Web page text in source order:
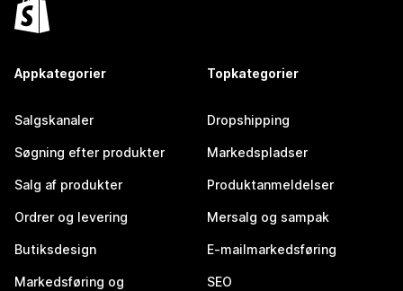
Appkategorier
Salgskanaler
Søgning efter produkter
Salg af produkter
Ordrer og levering
Butiksdesign
Markedsføring og
Topkategorier
Dropshipping
Markedspladser
Produktanmeldelser
Mersalg og sampak
E-mailmarkedsføring
SEO